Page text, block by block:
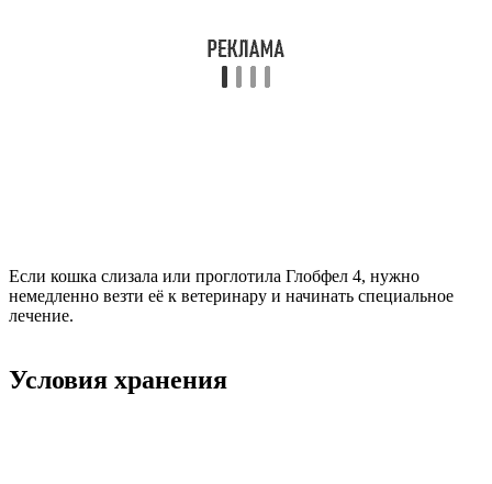
Если кошка слизала или проглотила Глобфел 4, нужно
немедленно везти её к ветеринару и начинать специальное
лечение.
Условия хранения